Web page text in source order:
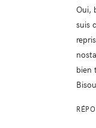
Oui,
suis
bien